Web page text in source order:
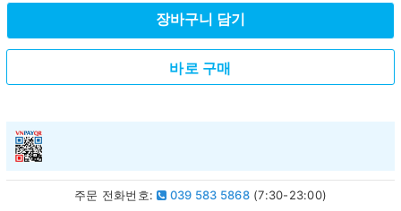
장바구니 담기
바로 구매
주문 전화번호: 039 583 5868(7:30-23:00)